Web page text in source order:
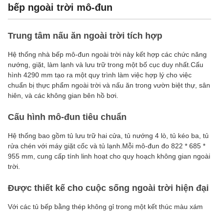
bếp ngoài trời mô-đun
Trung tâm nấu ăn ngoài trời tích hợp
Hệ thống nhà bếp mô-đun ngoài trời này kết hợp các chức năng
nướng, giặt, làm lạnh và lưu trữ trong một bố cục duy nhất.Cấu
hình 4290 mm tạo ra một quy trình làm việc hợp lý cho việc
chuẩn bị thực phẩm ngoài trời và nấu ăn trong vườn biệt thự, sân
hiên, và các không gian bên hồ bơi.
Cấu hình mô-đun tiêu chuẩn
Hệ thống bao gồm tủ lưu trữ hai cửa, tủ nướng 4 lò, tủ kéo ba, tủ
rửa chén với máy giặt cốc và tủ lạnh.Mỗi mô-đun đo 822 * 685 *
955 mm, cung cấp tính linh hoạt cho quy hoạch không gian ngoài
trời.
Được thiết kế cho cuộc sống ngoài trời hiện đại
Với các tủ bếp bằng thép không gỉ trong một kết thúc màu xám